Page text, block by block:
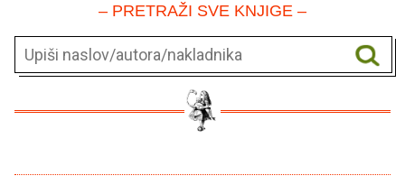
– PRETRAŽI SVE KNJIGE –